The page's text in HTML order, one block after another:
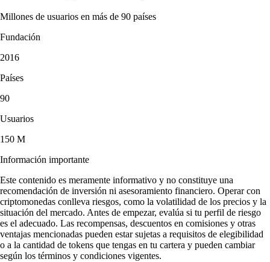
Millones de usuarios en más de 90 países
Fundación
2016
Países
90
Usuarios
150 M
Información importante
Este contenido es meramente informativo y no constituye una
recomendación de inversión ni asesoramiento financiero. Operar con
criptomonedas conlleva riesgos, como la volatilidad de los precios y la
situación del mercado. Antes de empezar, evalúa si tu perfil de riesgo
es el adecuado. Las recompensas, descuentos en comisiones y otras
ventajas mencionadas pueden estar sujetas a requisitos de elegibilidad
o a la cantidad de tokens que tengas en tu cartera y pueden cambiar
según los términos y condiciones vigentes.